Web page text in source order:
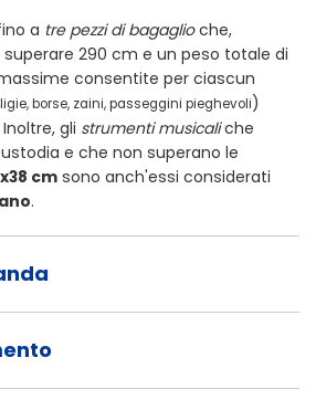
a tre pezzi di bagaglioche,
290 cm e un peso totale di
consentite per ciascun
borse, zaini, passeggini pieghevoli)
Inoltre, gli strumenti musicaliche
e che non superano le
cm sono anch'essi considerati
.